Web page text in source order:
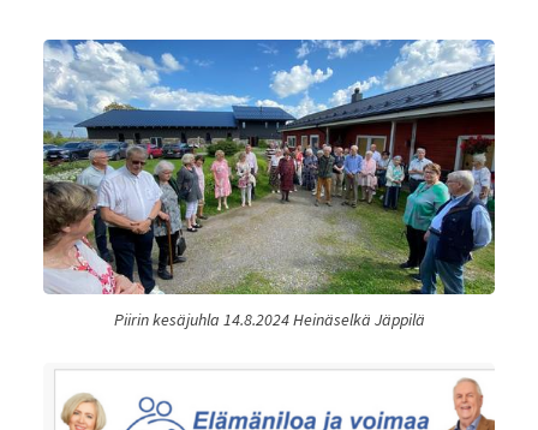
Piirin kesäjuhla 14.8.2024 Heinäselkä Jäppilä